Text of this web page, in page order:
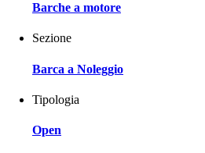
Barche a motore
Sezione
Barca a Noleggio
Tipologia
Open